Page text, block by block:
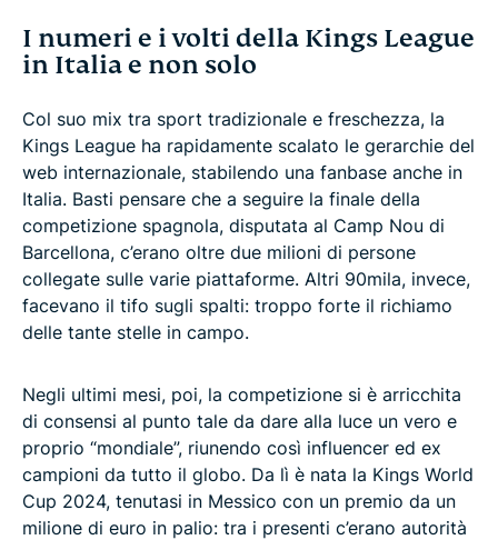
I numeri e i volti della Kings League
in Italia e non solo
Col suo mix tra sport tradizionale e freschezza, la
Kings League ha rapidamente scalato le gerarchie del
web internazionale, stabilendo una fanbase anche in
Italia. Basti pensare che a seguire la finale della
competizione spagnola, disputata al Camp Nou di
Barcellona, c’erano oltre due milioni di persone
collegate sulle varie piattaforme. Altri 90mila, invece,
facevano il tifo sugli spalti: troppo forte il richiamo
delle tante stelle in campo.
Negli ultimi mesi, poi, la competizione si è arricchita
di consensi al punto tale da dare alla luce un vero e
proprio “mondiale”, riunendo così influencer ed ex
campioni da tutto il globo. Da lì è nata la Kings World
Cup 2024, tenutasi in Messico con un premio da un
milione di euro in palio: tra i presenti c’erano autorità